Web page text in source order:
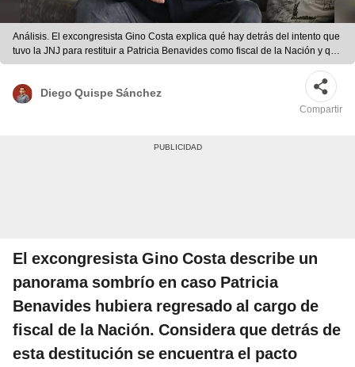
Análisis. El excongresista Gino Costa explica qué hay detrás del intento que
tuvo la JNJ para restituir a Patricia Benavides como fiscal de la Nación y qué
personajes políticos movieron los hilos. Foto: Marco Cotrina / LR
Diego Quispe Sánchez
Compartir
El excongresista Gino Costa describe un
panorama sombrío en caso Patricia
Benavides hubiera regresado al cargo de
fiscal de la Nación. Considera que detrás de
esta destitución se encuentra el pacto